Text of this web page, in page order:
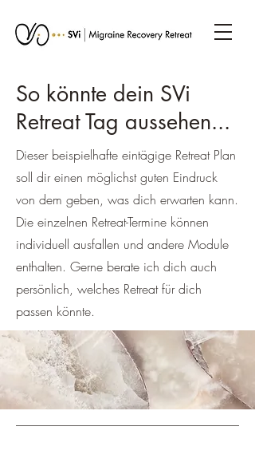
So könnte dein SVi
Retreat Tag aussehen...
Dieser beispielhafte eintägige Retreat Plan
soll dir einen möglichst guten Eindruck
von dem geben, was dich erwarten kann.
Die einzelnen Retreat-Termine können
individuell ausfallen und andere Module
enthalten. Gerne berate ich dich auch
persönlich, welches Retreat für dich
passen könnte.